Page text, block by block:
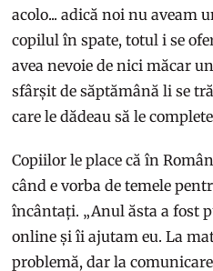
acolo... adică noi nu aveam
copilul în spate, totul i se
avea nevoie de nici măcar
sfârșit de săptămână li se
care le dădeau să le
Copiilor le place că în
când e vorba de temele
încântați. „Anul ăsta a fost
online și îi ajutam eu. La
problemă, dar la